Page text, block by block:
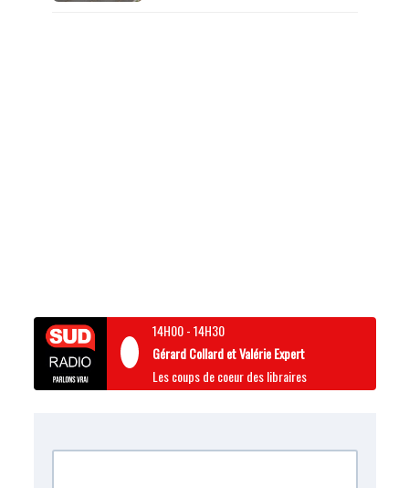
14H00-14H30
Gérard Collard et Valérie Expert
Les coups de coeur des libraires